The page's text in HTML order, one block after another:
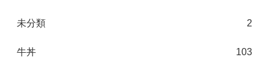
未分類 2
牛丼 103